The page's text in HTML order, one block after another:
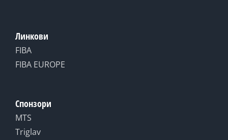
Линкови
FIBA
FIBA EUROPE
Спонзори
MTS
Triglav